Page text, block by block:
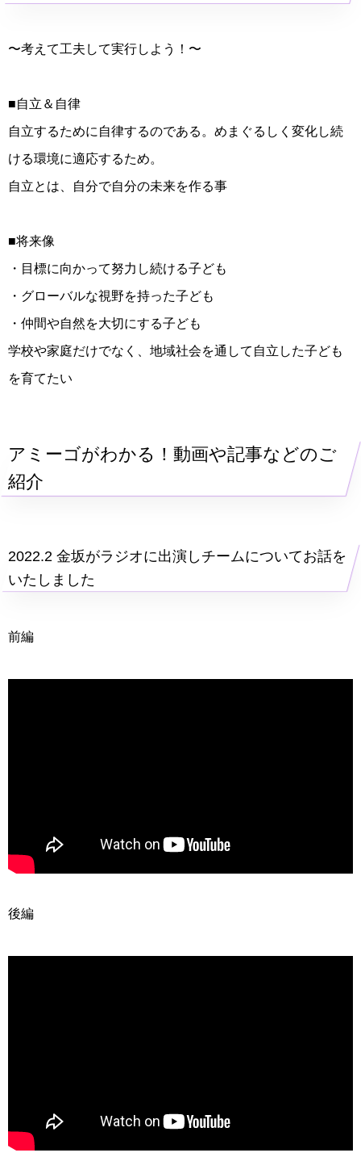
〜考えて工夫して実行しよう！〜
■自立＆自律
自立するために自律するのである。めまぐるしく変化し続
ける環境に適応するため。
自立とは、自分で自分の未来を作る事
■将来像
・目標に向かって努力し続ける子ども
・グローバルな視野を持った子ども
・仲間や自然を大切にする子ども
学校や家庭だけでなく、地域社会を通して自立した子ども
を育てたい
アミーゴがわかる！動画や記事などのご
紹介
2022.2 金坂がラジオに出演しチームについてお話を
いたしました
前編
後編